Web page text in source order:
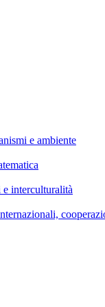
e ambiente
interculturalità